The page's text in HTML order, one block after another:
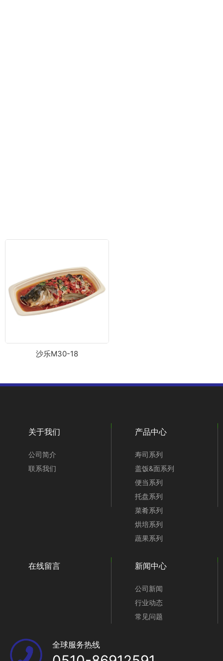
沙乐M30-18
关于我们
公司简介
联系我们
产品中心
寿司系列
盖饭&面系列
便当系列
托盘系列
菜肴系列
烘培系列
蔬果系列
在线留言 新闻中心
公司新闻
行业动态
常见问题
全球服务热线